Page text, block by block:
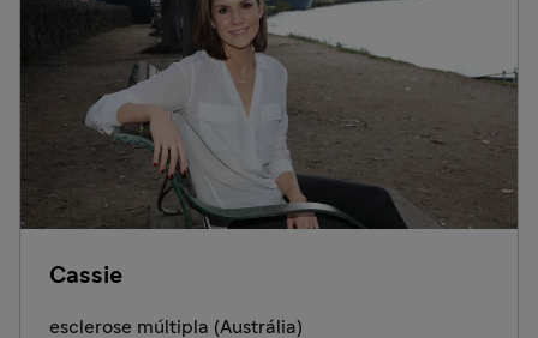
Cassie
esclerose múltipla (Austrália)